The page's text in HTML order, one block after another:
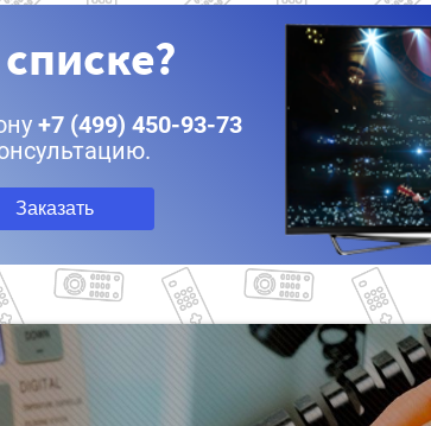
+7 (499) 450-93-73
Заказать